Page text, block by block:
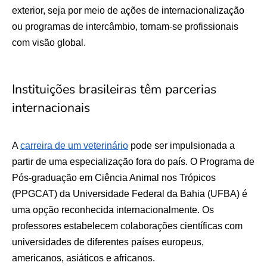
exterior, seja por meio de ações de internacionalização
ou programas de intercâmbio, tornam-se profissionais
com visão global.
Instituições brasileiras têm parcerias
internacionais
Acarreira de um veterinário pode ser impulsionada a
partir de uma especialização fora do país. O Programa de
Pós-graduação em Ciência Animal nos Trópicos
(PPGCAT) da Universidade Federal da Bahia (UFBA) é
uma opção reconhecida internacionalmente. Os
professores estabelecem colaborações científicas com
universidades de diferentes países europeus,
americanos, asiáticos e africanos.